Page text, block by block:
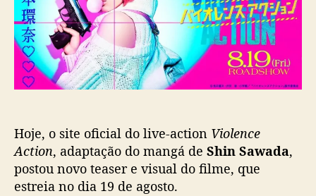
a
ç
ã
c
t
i
‘
o
l
n
Hoje, o site oficial do live-action Violence
Action, adaptação do mangá de Shin Sawada,
postou novo teaser e visual do filme, que
estreia no dia 19 de agosto.